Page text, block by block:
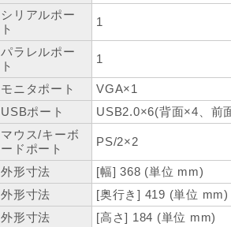
シリアルポー
ト
1
パラレルポー
ト
1
モニタポート
VGA×1
USBポート
USB2.0×6(背面×4、前
マウス/キーボ
ードポート
PS/2×2
外形寸法
[幅] 368 (単位 mm)
外形寸法
[奥行き] 419 (単位 mm)
外形寸法
[高さ] 184 (単位 mm)